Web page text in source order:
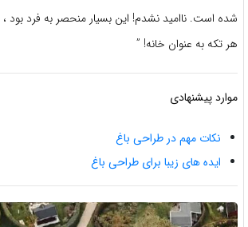
شده است. ناامید نشدم! این بسیار منحصر به فرد بود ،
هر تکه به عنوان خانه! ”
موارد پیشنهادی
نکات مهم در طراحی باغ
ایده های زیبا برای طراحی باغ